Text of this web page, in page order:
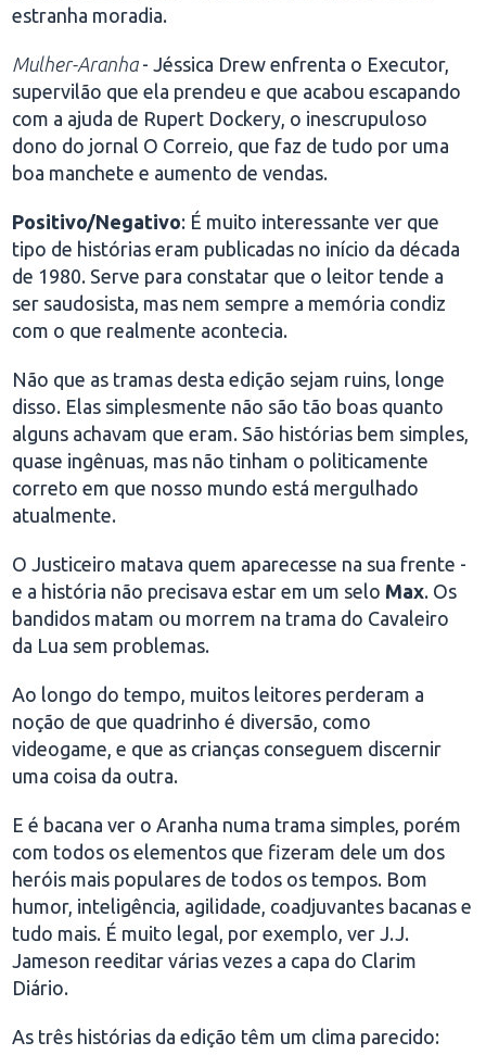
estranha moradia.
Mulher-Aranha- Jéssica Drew enfrenta o Executor,
supervilão que ela prendeu e que acabou escapando
com a ajuda de Rupert Dockery, o inescrupuloso
dono do jornal O Correio, que faz de tudo por uma
boa manchete e aumento de vendas.
Positivo/Negativo: É muito interessante ver que
tipo de histórias eram publicadas no início da década
de 1980. Serve para constatar que o leitor tende a
ser saudosista, mas nem sempre a memória condiz
com o que realmente acontecia.
Não que as tramas desta edição sejam ruins, longe
disso. Elas simplesmente não são tão boas quanto
alguns achavam que eram. São histórias bem simples,
quase ingênuas, mas não tinham o politicamente
correto em que nosso mundo está mergulhado
atualmente.
O Justiceiro matava quem aparecesse na sua frente -
e a história não precisava estar em um selo Max. Os
bandidos matam ou morrem na trama do Cavaleiro
da Lua sem problemas.
Ao longo do tempo, muitos leitores perderam a
noção de que quadrinho é diversão, como
videogame, e que as crianças conseguem discernir
uma coisa da outra.
E é bacana ver o Aranha numa trama simples, porém
com todos os elementos que fizeram dele um dos
heróis mais populares de todos os tempos. Bom
humor, inteligência, agilidade, coadjuvantes bacanas e
tudo mais. É muito legal, por exemplo, ver J.J.
Jameson reeditar várias vezes a capa do Clarim
Diário.
As três histórias da edição têm um clima parecido: